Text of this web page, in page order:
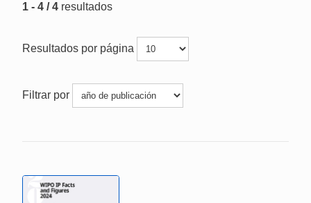
1 - 4 / 4 resultados
Resultados por página
Filtrar por